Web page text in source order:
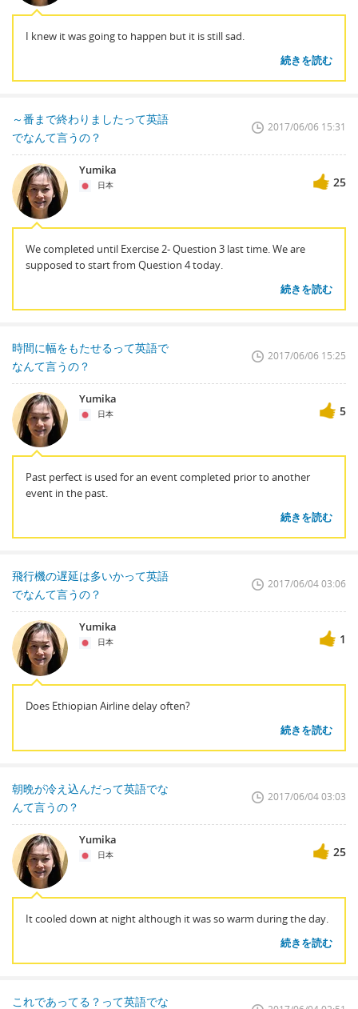
I knew it was going to happen but it is still sad.
続きを読む
～番まで終わりましたって英語
でなんて言うの？
2017/06/06 15:31
Yumika
日本 25
We completed until Exercise 2- Question 3 last time. We are
supposed to start from Question 4 today.
続きを読む
時間に幅をもたせるって英語で
なんて言うの？
2017/06/06 15:25
Yumika
日本 5
Past perfect is used for an event completed prior to another
event in the past.
続きを読む
飛行機の遅延は多いかって英語
でなんて言うの？
2017/06/04 03:06
Yumika
日本 1
Does Ethiopian Airline delay often?
続きを読む
朝晩が冷え込んだって英語でな
んて言うの？
2017/06/04 03:03
Yumika
日本 25
It cooled down at night although it was so warm during the day.
続きを読む
これであってる？って英語でな